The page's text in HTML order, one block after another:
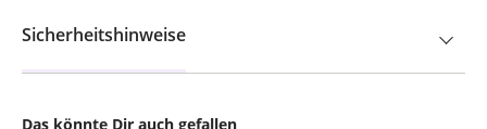
Das könnte Dir auch gefallen
Sicherheitshinweise